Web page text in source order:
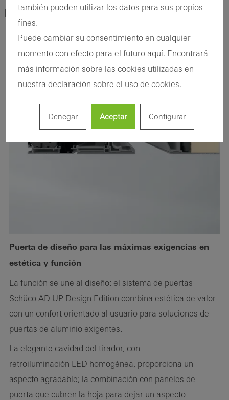
Edition
Puerta de diseño para las máximas exigencias en
estética y función
La función se une al diseño: el sistema de puertas
Schüco AD UP Design Edition combina estética de valor
con un confort orientado al usuario para soluciones de
puertas de aluminio exigentes.
La elegante cavidad del tirador, con
retroiluminación LED homogénea, proporciona un
aspecto agradable; la combinación con paneles de
puerta que cubren la hoja para dejar un aspecto
también pueden utilizar los datos para sus propios
fines.
Puede cambiar su consentimiento en cualquier
momento con efecto para el futuro aquí. Encontrará
más información sobre las cookies utilizadas en
nuestra declaración sobre el uso de cookies.
Denegar Aceptar Configurar